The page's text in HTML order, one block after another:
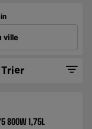
ville
Trier
800W 1,75L